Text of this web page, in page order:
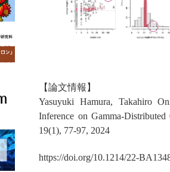
【論文情報】
Yasuyuki Hamura, Takahiro
Inference on Gamma-
19(1), 77-97, 2024
https://doi.org/10.1214/22-